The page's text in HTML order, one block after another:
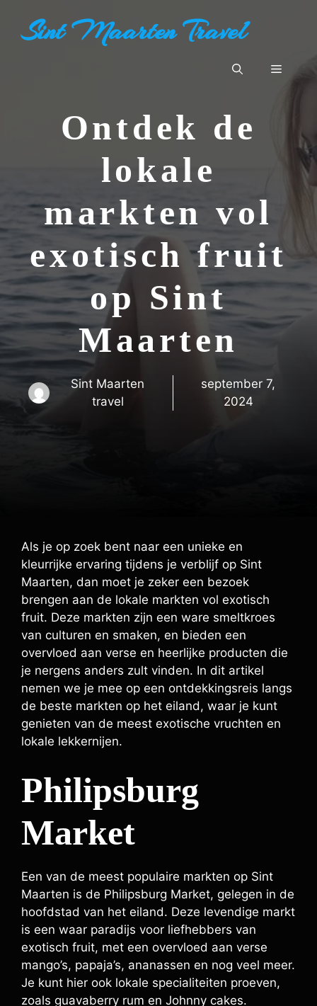
Sint Maarten Travel
Menu
Ontdek de
lokale
markten vol
exotisch fruit
op Sint
Maarten
Sint Maarten
travel
september 7,
2024
Als je op zoek bent naar een unieke en
kleurrijke ervaring tijdens je verblijf op Sint
Maarten, dan moet je zeker een bezoek
brengen aan de lokale markten vol exotisch
fruit. Deze markten zijn een ware smeltkroes
van culturen en smaken, en bieden een
overvloed aan verse en heerlijke producten die
je nergens anders zult vinden. In dit artikel
nemen we je mee op een ontdekkingsreis langs
de beste markten op het eiland, waar je kunt
genieten van de meest exotische vruchten en
lokale lekkernijen.
Philipsburg
Market
Een van de meest populaire markten op Sint
Maarten is de Philipsburg Market, gelegen in de
hoofdstad van het eiland. Deze levendige markt
is een waar paradijs voor liefhebbers van
exotisch fruit, met een overvloed aan verse
mango’s, papaja’s, ananassen en nog veel meer.
Je kunt hier ook lokale specialiteiten proeven,
zoals guavaberry rum en Johnny cakes.